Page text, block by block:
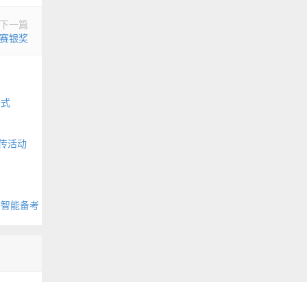
下一篇
银奖
活动
能备考